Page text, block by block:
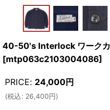
40-50's Interlock ワークカ
[mtp063c2103004086]
PRICE: 24,000円
(税込: 26,400円)